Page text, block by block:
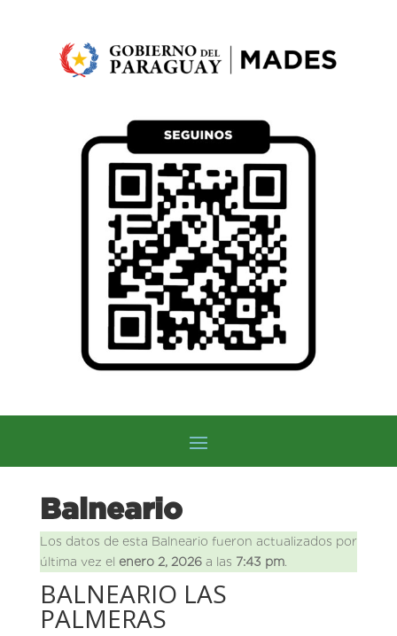
Balneario
Los datos de esta Balneario fueron actualizados por
última vez el enero 2, 2026a las 7:43 pm.
BALNEARIO LAS
PALMERAS